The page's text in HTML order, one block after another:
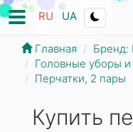
RU UA
Главная Бренд:
Головные уборы и
Перчатки, 2 пары
Купить